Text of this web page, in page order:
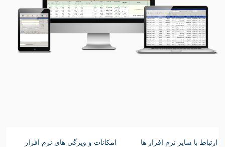
امکانات و ویژگی های نرم افزار ارتباط با سایر نرم افزار ها